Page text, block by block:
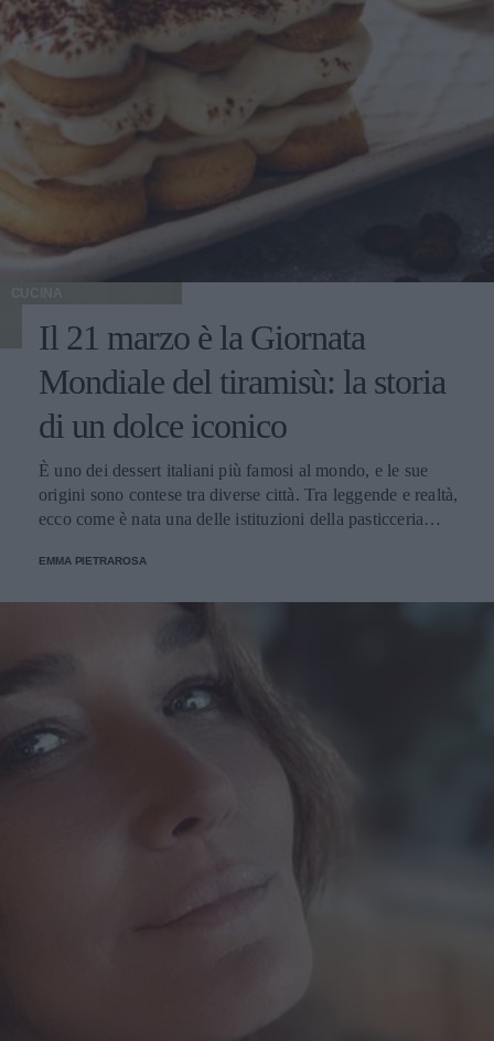
CUCINA
Il 21 marzo è la Giornata
Mondiale del tiramisù: la storia
di un dolce iconico
È uno dei dessert italiani più famosi al mondo, e le sue
origini sono contese tra diverse città. Tra leggende e realtà,
ecco come è nata una delle istituzioni della pasticceria
EMMA PIETRAROSA